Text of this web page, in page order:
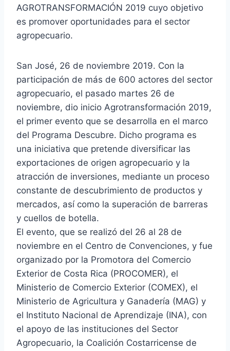
AGROTRANSFORMACIÓN 2019 cuyo objetivo
es promover oportunidades para el sector
agropecuario.
San José, 26 de noviembre 2019. Con la
participación de más de 600 actores del sector
agropecuario, el pasado martes 26 de
noviembre, dio inicio Agrotransformación 2019,
el primer evento que se desarrolla en el marco
del Programa Descubre. Dicho programa es
una iniciativa que pretende diversificar las
exportaciones de origen agropecuario y la
atracción de inversiones, mediante un proceso
constante de descubrimiento de productos y
mercados, así como la superación de barreras
y cuellos de botella.
El evento, que se realizó del 26 al 28 de
noviembre en el Centro de Convenciones, y fue
organizado por la Promotora del Comercio
Exterior de Costa Rica (PROCOMER), el
Ministerio de Comercio Exterior (COMEX), el
Ministerio de Agricultura y Ganadería (MAG) y
el Instituto Nacional de Aprendizaje (INA), con
el apoyo de las instituciones del Sector
Agropecuario, la Coalición Costarricense de